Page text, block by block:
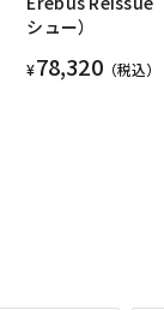
シュー）
¥78,320（税込）